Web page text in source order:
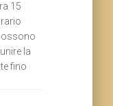
15
la
fino